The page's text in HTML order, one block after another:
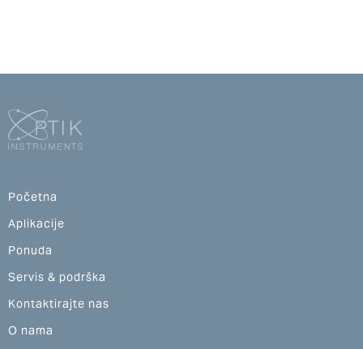
Početna
Aplikacije
Ponuda
Servis & podrška
Kontaktirajte nas
O nama